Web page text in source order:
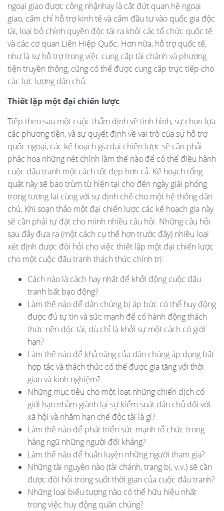
ngoại giao được công nhậnhay là cắt đứt quan hệ ngoại
giao, cấm chỉ hỗ trợ kinh tế và cấm đầu tư vào quốc gia độc
tài, loại bỏ chính quyền độc tài ra khỏi các tổ chức quốc tế
và các cơ quan Liên Hiệp Quốc. Hơn nữa, hỗ trợ quốc tế,
như là sự hỗ trợ trong việc cung cấp tài chánh và phương
tiện truyền thông, cũng có thể được cung cấp trực tiếp cho
các lực lượng dân chủ.
Thiết lập một đại chiến lược
Tiếp theo sau một cuộc thẩm định về tình hình, sự chọn lựa
các phương tiện, và sự quyết định về vai trò của sự hỗ trợ
quốc ngoại, các kế hoạch gia đại chiến lược sẽ cần phải
phác hoạ những nét chính làm thế nào để có thể điều hành
cuộc đấu tranh một cách tốt đẹp hơn cả. Kế hoạch tổng
quát này sẽ bao trùm từ hiện tại cho đến ngày giải phóng
trong tương lai cùng với sự định chế cho một hệ thống dân
chủ. Khi soạn thảo một đại chiến lược các kế hoạch gia này
sẽ cần phải tự đặt cho mình nhiều câu hỏi. Những câu hỏi
sau đây đưa ra (một cách cụ thể hơn trước đây) nhiều loại
xét định được đòi hỏi cho việc thiết lập một đại chiến lược
cho một cuộc đấu tranh thách thức chính trị:
Cách nào là cách hay nhất để khởi động cuộc đấu
tranh bất bạo động?
Làm thế nào để dân chúng bị áp bức có thể huy động
được đủ tự tin và sức mạnh để có hành động thách
thức nền độc tài, dù chỉ là khởi sự một cách có giới
hạn?
Làm thế nào để khả năng của dân chúng áp dụng bất
hợp tác và thách thức có thể được gia tăng với thời
gian và kinh nghiệm?
Những mục tiêu cho một loạt những chiến dịch có
giới hạn nhằm giành lại sự kiểm soát dân chủ đối với
xã hội và nhằm hạn chế độc tài là gì?
Làm thế nào để phát triển sức mạnh tổ chức trong
hàng ngũ những người đối kháng?
Làm thế nào để huấn luyện những người tham gia?
Những tài nguyên nào (tài chánh, trang bị, v.v.) sẽ cần
được đòi hỏi trong suốt thời gian của cuộc đấu tranh?
Những loại biểu tượng nào có thể hữu hiệu nhất
trong việc huy động quần chúng?